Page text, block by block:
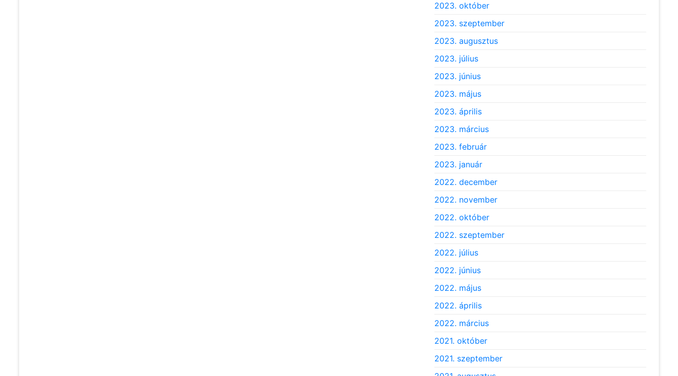
2023. október
2023. szeptember
2023. augusztus
2023. július
2023. június
2023. május
2023. április
2023. március
2023. február
2023. január
2022. december
2022. november
2022. október
2022. szeptember
2022. július
2022. június
2022. május
2022. április
2022. március
2021. október
2021. szeptember